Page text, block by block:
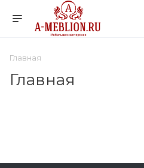
Главная
Главная